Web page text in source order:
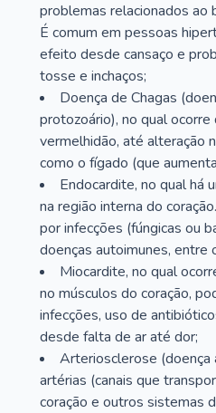
problemas relacionados ao
É comum em pessoas
efeito desde cansaço e
tosse e inchaços;
Doença de Chagas
protozoário), no qual
vermelhidão, até alteração
como o fígado (que
Endocardite, no qual há
na região interna do
por infecções (fúngicas ou
doenças autoimunes, entre
Miocardite, no qual
no músculos do coração,
infecções, uso de
desde falta de ar até dor;
Arteriosclerose (doença
artérias (canais que
coração e outros sistemas